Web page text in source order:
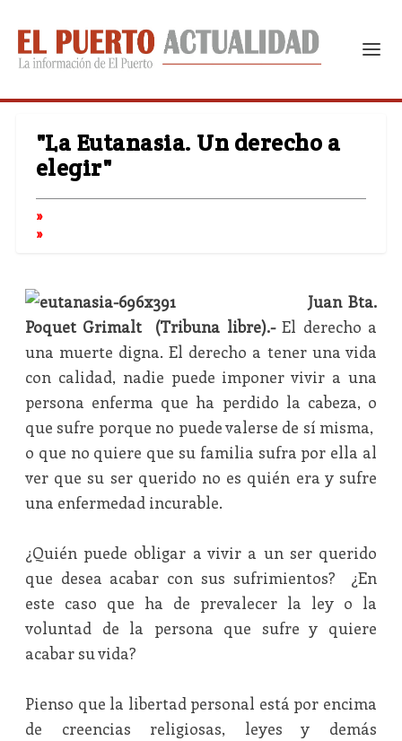
"La Eutanasia. Un derecho a
elegir"
Juan Bta.
Poquet Grimalt (Tribuna libre).-El derecho a
una muerte digna. El derecho a tener una vida
con calidad, nadie puede imponer vivir a una
persona enferma que ha perdido la cabeza, o
que sufre porque no puede valerse de sí misma,
o que no quiere que su familia sufra por ella al
ver que su ser querido no es quién era y sufre
una enfermedad incurable.
¿Quién puede obligar a vivir a un ser querido
que desea acabar con sus sufrimientos? ¿En
este caso que ha de prevalecer la ley o la
voluntad de la persona que sufre y quiere
acabar su vida?
Pienso que la libertad personal está por encima
de creencias religiosas, leyes y demás